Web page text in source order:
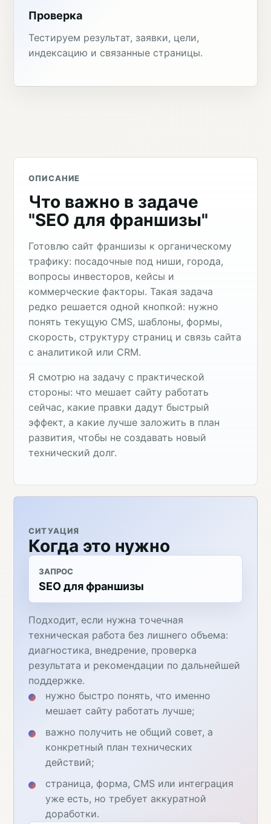
Проверка
Тестируем результат, заявки, цели,
индексацию и связанные страницы.
ОПИСАНИЕ
Что важно в задаче
"SEO для франшизы"
Готовлю сайт франшизы к органическому
трафику: посадочные под ниши, города,
вопросы инвесторов, кейсы и
коммерческие факторы. Такая задача
редко решается одной кнопкой: нужно
понять текущую CMS, шаблоны, формы,
скорость, структуру страниц и связь сайта
с аналитикой или CRM.
Я смотрю на задачу с практической
стороны: что мешает сайту работать
сейчас, какие правки дадут быстрый
эффект, а какие лучше заложить в план
развития, чтобы не создавать новый
технический долг.
СИТУАЦИЯ
Когда это нужно
ЗАПРОС
SEO для франшизы
Подходит, если нужна точечная
техническая работа без лишнего объема:
диагностика, внедрение, проверка
результата и рекомендации по дальнейшей
поддержке.
нужно быстро понять, что именно
мешает сайту работать лучше;
важно получить не общий совет, а
конкретный план технических
действий;
страница, форма, CMS или интеграция
уже есть, но требует аккуратной
доработки.